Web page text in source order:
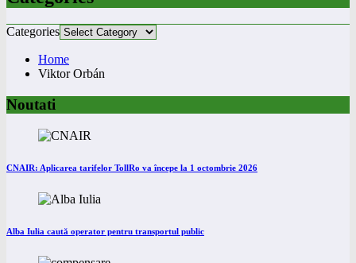
Categories
Home
Viktor Orbán
Noutati
CNAIR: Aplicarea tarifelor TollRo va începe la 1 octombrie 2026
Alba Iulia caută operator pentru transportul public